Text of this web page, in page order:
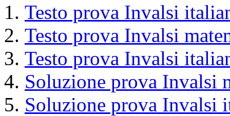
Testo prova Invalsi
Testo prova Invalsi
Testo prova Invalsi
Soluzione prova Invalsi
Soluzione prova Invalsi